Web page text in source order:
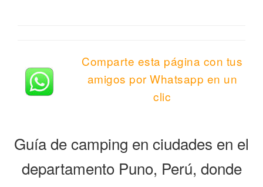
Comparte esta página con tus
amigos por Whatsapp en un
clic
Guía de camping en ciudades en el
departamento Puno, Perú, donde